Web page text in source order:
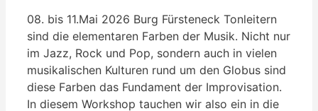
08. bis 11.Mai 2026 Burg Fürsteneck Tonleitern
sind die elementaren Farben der Musik. Nicht nur
im Jazz, Rock und Pop, sondern auch in vielen
musikalischen Kulturen rund um den Globus sind
diese Farben das Fundament der Improvisation.
In diesem Workshop tauchen wir also ein in die